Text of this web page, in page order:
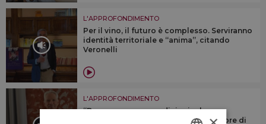
L'APPROFONDIMENTO
Per il vino, il futuro è complesso. Serviranno
identità territoriale e “anima”, citando
Veronelli
L'APPROFONDIMENTO
“Dovremmo cercare di riunire le
denominazioni sotto un numero minore di